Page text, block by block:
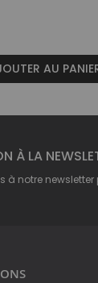
AU
À LA
à notre